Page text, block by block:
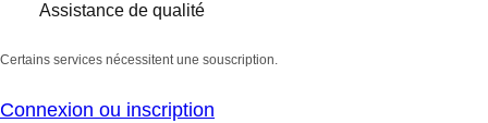
Assistance de qualité
Certains services nécessitent une souscription.
Connexion ou inscription